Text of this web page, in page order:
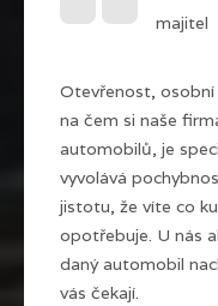
majitel
Otevřenost,
na čem si naše
automobilů, je
vyvolává
jistotu, že víte co
opotřebuje. U nás
daný automobil
vás čekají.